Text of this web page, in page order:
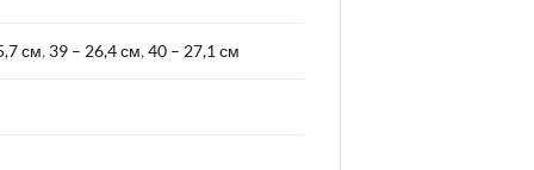
см, 39 – 26,4 см,40 – 27,1 см